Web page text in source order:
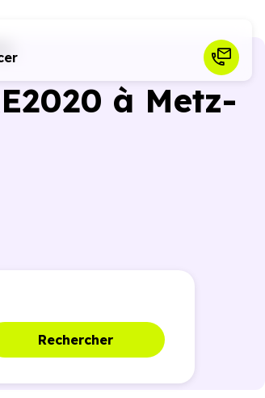
à Metz-
Rechercher